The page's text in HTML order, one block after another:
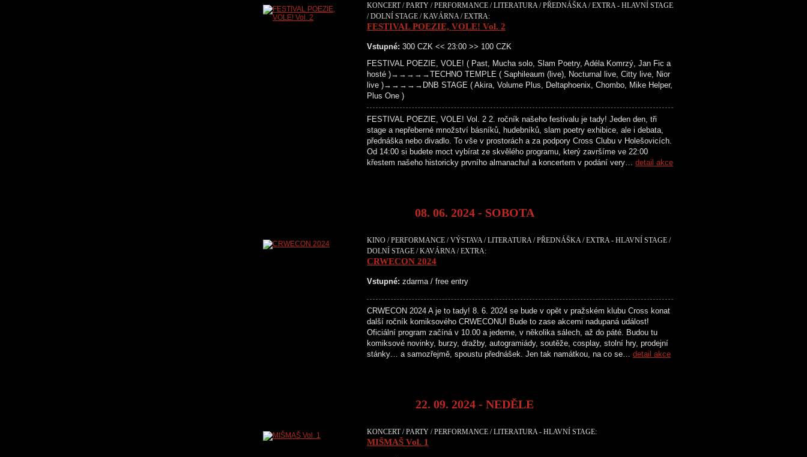
KONCERT / PARTY / PERFORMANCE / LITERATURA / PŘEDNÁŠKA / EXTRA - HLAVNÍ STAGE
/ DOLNÍ STAGE / KAVÁRNA / EXTRA:
FESTIVAL POEZIE, VOLE! Vol. 2
Vstupné: 300 CZK << 23:00 >> 100 CZK
FESTIVAL POEZIE, VOLE! ( Past, Mucha solo, Slam Poetry, Adéla Komrzý, Jan Fic a
hosté )→→→→→TECHNO TEMPLE ( Saphileaum (live), Nocturnal live, Citty live, Nior
live )→→→→→DNB STAGE ( Akira, Volume Plus, Deltaphoenix, Chombo, Mike Helper,
Plus One )
FESTIVAL POEZIE, VOLE! Vol. 2 2. ročník našeho festivalu je tady! Jeden den, tři
stage a nepřeberné množství básníků, hudebníků, slam poetry exhibice, ale i debata,
přednáška nebo divadlo. To vše v prostorách a za podpory Cross Clubu v Holešovicích.
Od 14:00 si budete moct vybírat ze skvělého programu, který završíme ve 22:00
křestem našeho historicky prvního almanachu! a koncertem v podání very… detail akce
08. 06. 2024 - SOBOTA
KINO / PERFORMANCE / VÝSTAVA / LITERATURA / PŘEDNÁŠKA / EXTRA - HLAVNÍ STAGE /
DOLNÍ STAGE / KAVÁRNA / EXTRA:
CRWECON 2024
Vstupné: zdarma / free entry
CRWECON 2024 A je to tady! 8. 6. 2024 se bude v opět v pražském klubu Cross konat
další ročník komiksového CRWECONU! Bude to zase akcemi nadupaná událost!
Oficiální program začíná v 10.00 a jedeme, v několika sálech, až do páté. Budou tu
komiksové novinky, burzy, dražby, autogramiády, soutěže, cosplay, stolní hry, prodejní
stánky… a samozřejmě, spoustu přednášek. Jen tak namátkou, na co se… detail akce
22. 09. 2024 - NEDĚLE
KONCERT / PARTY / PERFORMANCE / LITERATURA - HLAVNÍ STAGE:
MIŠMAŠ Vol. 1